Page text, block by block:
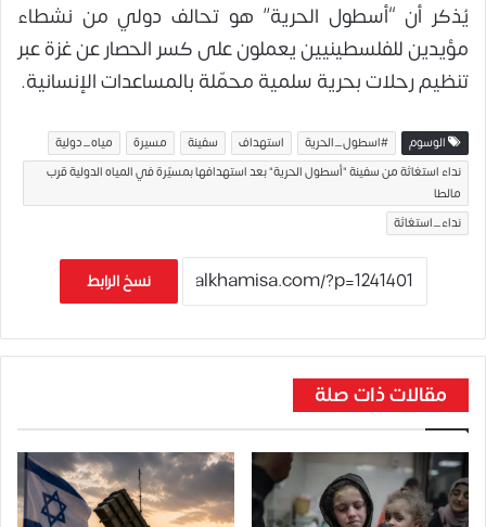
يُذكر أن “أسطول الحرية” هو تحالف دولي من نشطاء
مؤيدين للفلسطينيين يعملون على كسر الحصار عن غزة عبر
تنظيم رحلات بحرية سلمية محمّلة بالمساعدات الإنسانية.
الوسوم #اسطول_الحرية استهداف سفينة مسيرة
مياه_دولية
نداء استغاثة من سفينة "أسطول الحرية" بعد استهدافها بمسيّرة في المياه الدولية قرب
مالطا
نداء_استغاثة
نسخ الرابط
مقالات ذات صلة